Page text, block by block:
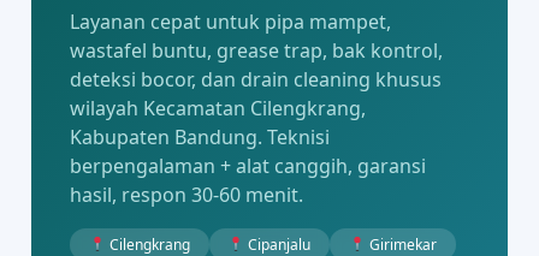
Layanan cepat untuk pipa mampet,
wastafel buntu, grease trap, bak kontrol,
deteksi bocor, dan drain cleaning khusus
wilayah Kecamatan Cilengkrang,
Kabupaten Bandung. Teknisi
berpengalaman + alat canggih, garansi
hasil, respon 30-60 menit.
Cilengkrang Cipanjalu
Girimekar